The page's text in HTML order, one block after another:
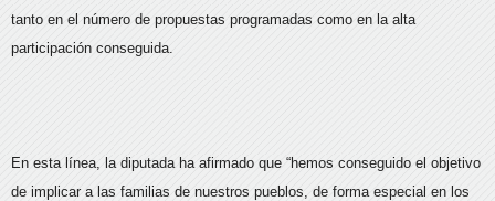
tanto en el número de propuestas programadas como en la alta
participación conseguida.
En esta línea, la diputada ha afirmado que “hemos conseguido el objetivo
de implicar a las familias de nuestros pueblos, de forma especial en los